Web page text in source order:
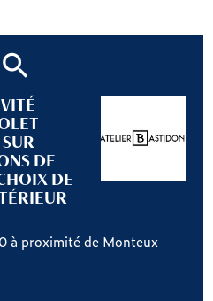
DE
DE
à proximité de Monteux